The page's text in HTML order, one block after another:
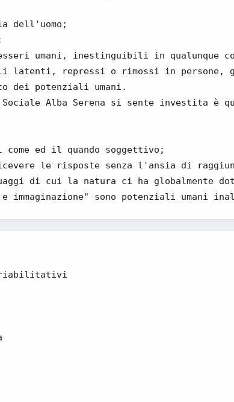
dell'uomo;
umani, inestinguibili in qualunque
latenti, repressi o rimossi in persone,
dei potenziali umani.
Alba Serena si sente investita
ed il quando soggettivo;
le risposte senza l'ansia di
di cui la natura ci ha globalmente
sono potenziali umani
e riabilitativi